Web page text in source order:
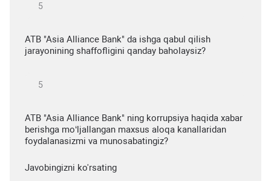
ATB "Asia Alliance Bank" da ishga qabul qilish
jarayonining shaffofligini qanday baholaysiz?
ATB "Asia Alliance Bank" ning korrupsiya haqida xabar
berishga mo‘ljallangan maxsus aloqa kanallaridan
foydalanasizmi va munosabatingiz?
Javobingizni ko'rsating